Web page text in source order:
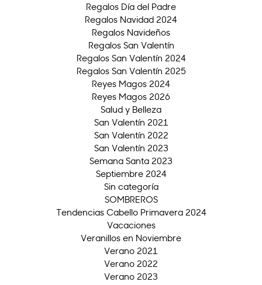
Regalos Día del Padre
Regalos Navidad 2024
Regalos Navideños
Regalos San Valentín
Regalos San Valentín 2024
Regalos San Valentín 2025
Reyes Magos 2024
Reyes Magos 2026
Salud y Belleza
San Valentín 2021
San Valentín 2022
San Valentín 2023
Semana Santa 2023
Septiembre 2024
Sin categoría
SOMBREROS
Tendencias Cabello Primavera 2024
Vacaciones
Veranillos en Noviembre
Verano 2021
Verano 2022
Verano 2023